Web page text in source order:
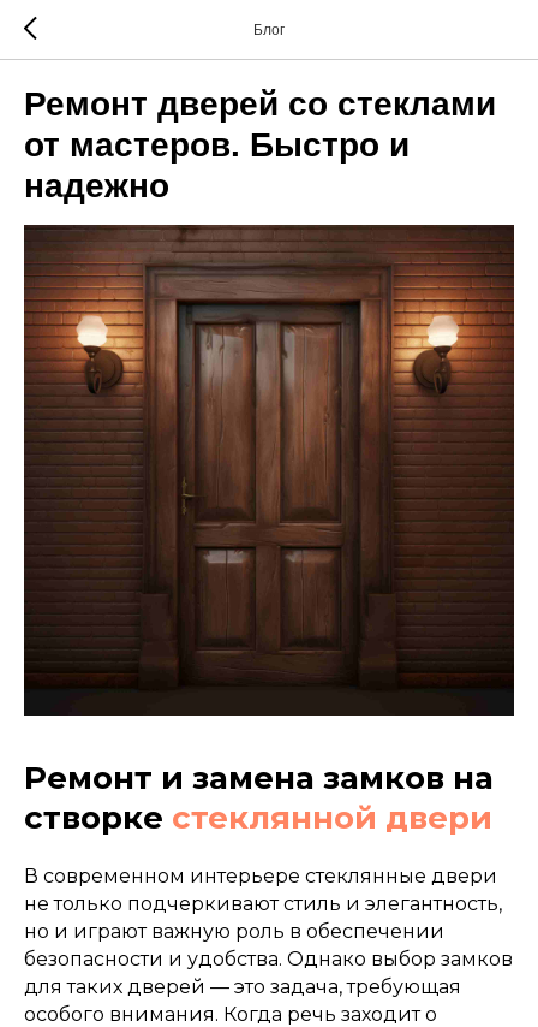
Блог
Ремонт дверей со стеклами
от мастеров. Быстро и
надежно
Ремонт и замена замков на
створке стеклянной двери
В современном интерьере стеклянные двери
не только подчеркивают стиль и элегантность,
но и играют важную роль в обеспечении
безопасности и удобства. Однако выбор замков
для таких дверей — это задача, требующая
особого внимания. Когда речь заходит о